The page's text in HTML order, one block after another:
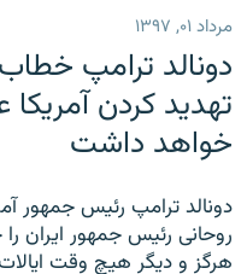
مرداد ۰۱, ۱۳۹۷
دونالد ترامپ
تهدید کردن
خواهد داشت
دونالد ترامپ رئیس جمهور
روحانی رئیس جمهور ایران
هرگز و دیگر هیچ وقت